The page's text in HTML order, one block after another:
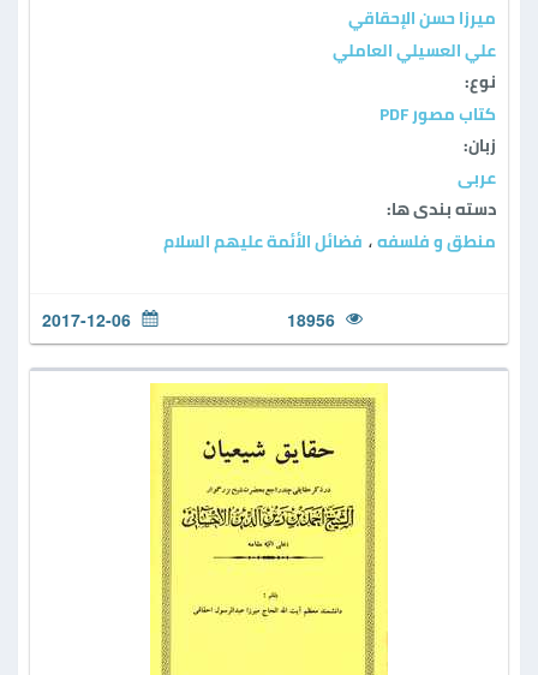
ميرزا حسن الإحقاقي
علي العسيلي العاملي
نوع:
كتاب مصور PDF
زبان:
عربی
دسته بندی ها:
منطق و فلسفه ، فضائل الأئمة عليهم السلام
18956
2017-12-06